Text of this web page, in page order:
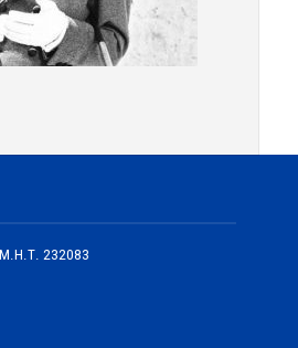
Μ.Η.Τ. 232083